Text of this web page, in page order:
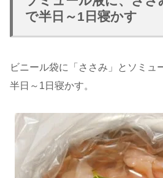
で半日～1日寝かす
ビニール袋に「ささみ」とソミュ
半日～1日寝かす。